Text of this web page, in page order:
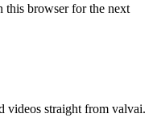
this browser for the next
videos straight from valvai.